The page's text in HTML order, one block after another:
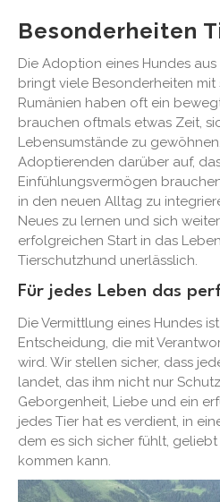
Besonderheiten
Die Adoption eines Hundes
bringt viele Besonderheiten mit
Rumänien haben oft ein
brauchen oftmals etwas Zeit,
Lebensumstände zu
Adoptierenden darüber auf,
Einfühlungsvermögen
in den neuen Alltag zu
Neues zu lernen und sich
erfolgreichen Start in das
Tierschutzhund unerlässlich.
Für jedes Leben das
Die Vermittlung eines Hundes
Entscheidung, die mit
wird. Wir stellen sicher, dass
landet, das ihm nicht nur
Geborgenheit, Liebe und ein
jedes Tier hat es verdient, in
dem es sich sicher fühlt,
kommen kann.